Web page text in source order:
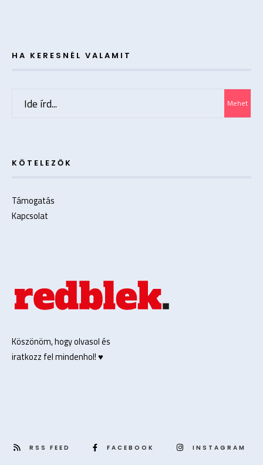
HA KERESNÉL VALAMIT
Mehet
KÖTELEZŐK
Támogatás
Kapcsolat
Köszönöm, hogy olvasol és
iratkozz fel mindenhol! ♥️
RSS FEED FACEBOOK INSTAGRAM